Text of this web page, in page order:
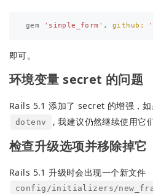
gem 'simple_form' , github:
即可。
环境变量 secret 的问题
Rails 5.1 添加了 secret 的增强，如
dotenv , 我建议仍然继续使用它
检查升级选项并移除掉它
Rails 5.1 升级时会出现一个新文件
config/initializers/